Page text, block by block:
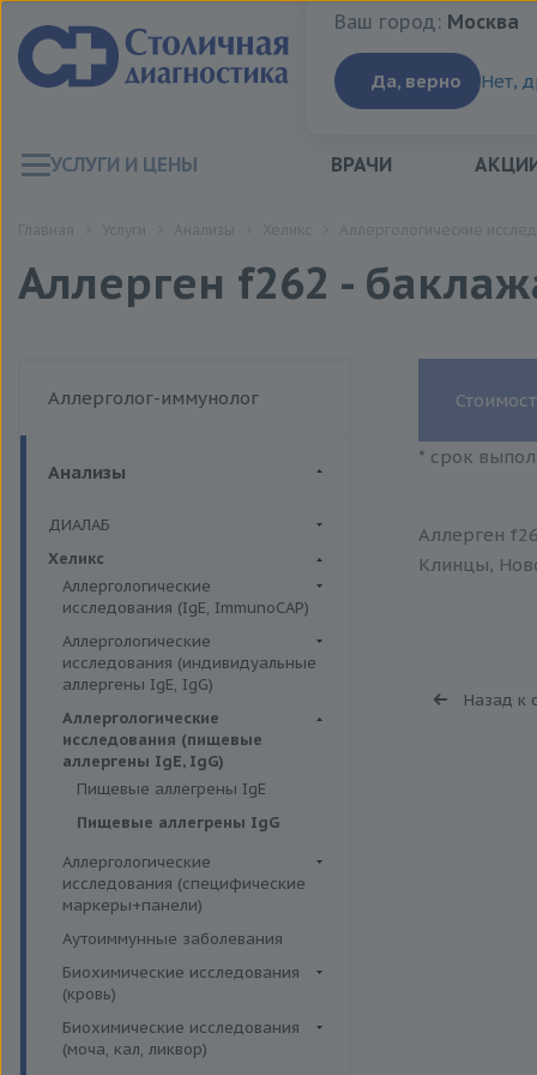
Ваш город:Москва
Ваш город: Москва
Да, верно Нет,
УСЛУГИ И ЦЕНЫ ВРАЧИ
Аллерген f262 -
Аллерголог-иммунолог
Анализы
ДИАЛАБ
Биохимия крови
Хеликс
Аллергологические
исследования (IgE, ImmunoCAP)
Аллергены животных
Аллергены пыльцы
Бытовые аллергены
Пищевые аллегрены
Аллергологические
исследования (индивидуальные
аллергены IgE, IgG)
Аллергены гельминтов IgE
Аллергены деревьев IgE, IgG
Аллергены животных IgE, IgG
Аллергены металлов IgE
Аллергены трав IgE
Бытовые аллергены IgE, IgG
Инсектные аллергены IgE
Лекарственные аллергены IgE,
IgG
Прочие аллергены IgE, IgG
Аллергологические
исследования (пищевые
аллергены IgE, IgG)
Пищевые аллегрены IgE
Пищевые аллегрены IgG
Аллергологические
исследования (специфические
маркеры+панели)
Неспецифические маркеры
аллергических реакций
Определение специфических
иммуноглобулинов класса G
Определение специфических
иммуноглобулинов класса Е
Аутоиммунные заболевания
Биохимические исследования
(кровь)
Витамины
Жирные кислоты,
Биохимические исследования
(моча, кал, ликвор)
* срок
Аллерген
Клинцы,
Назад к